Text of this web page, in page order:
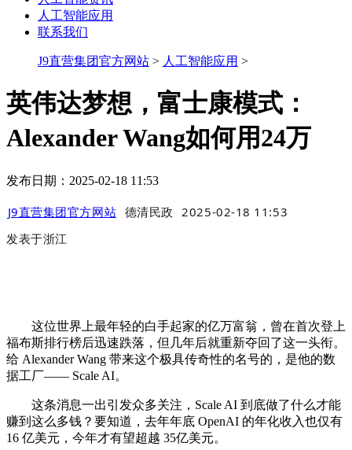
人工智能应用
联系我们
J9直营集团官方网站 > 人工智能应用 >
英伟达梦想，富士康模式：
Alexander Wang如何用24万
发布日期：2025-02-18 11:53
J9直营集团官方网站 德清民政
2025-02-18 11:53
发表于浙江
这位世界上最年轻的白手起家的亿万富翁，曾在首次登上
福布斯排行榜后迅速跌落，但几年后就重新夺回了这一头衔。
给 Alexander Wang 带来这个极具传奇性的名号的，是他的数
据工厂—— Scale AI。
这条消息一出引发众多关注，Scale AI 到底做了什么才能
赚到这么多钱？要知道，去年年底 OpenAI 的年化收入也仅有
16 亿美元，今年才有望超越 35亿美元。